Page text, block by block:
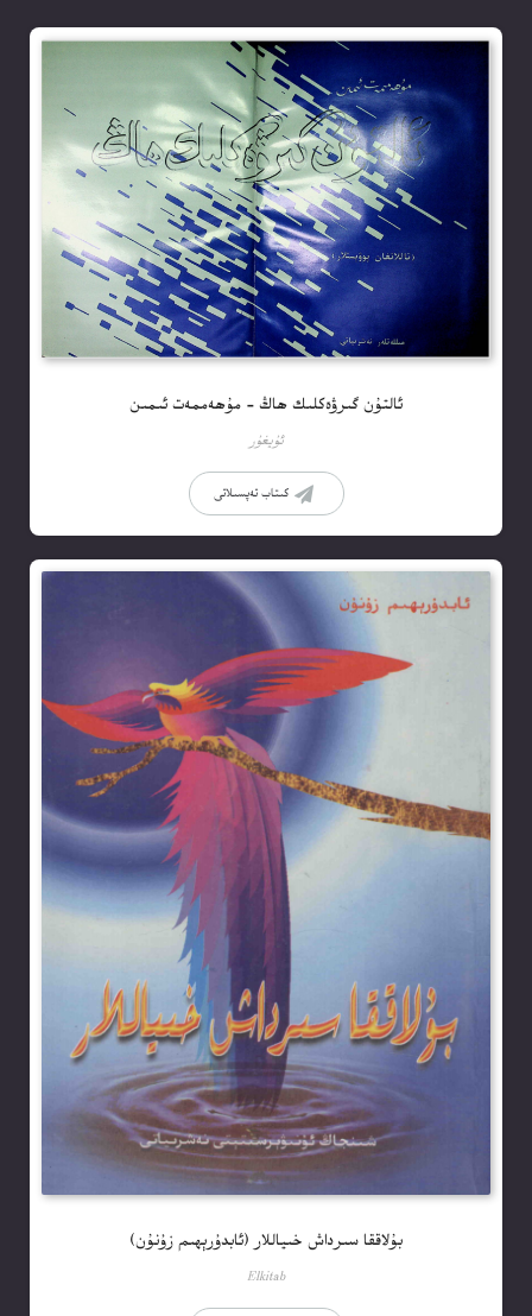
ئالتۇن گىرۋەكلىك ھاڭ – مۇھەممەت ئىمىن
ئۇيغۇر
كىتاب تەپسىلاتى
بۇلاققا سىرداش خىياللار (ئابدۇرېھىم زۇنۇن)
Elkitab